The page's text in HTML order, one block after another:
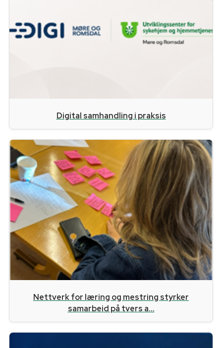
Digital samhandling i praksis
Nettverk for læring og mestring styrker
samarbeid på tvers a...